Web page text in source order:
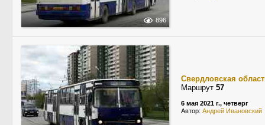
896
Свердловская
Маршрут 57
6 мая 2021 г., четверг
Автор: Андрей Ивановский